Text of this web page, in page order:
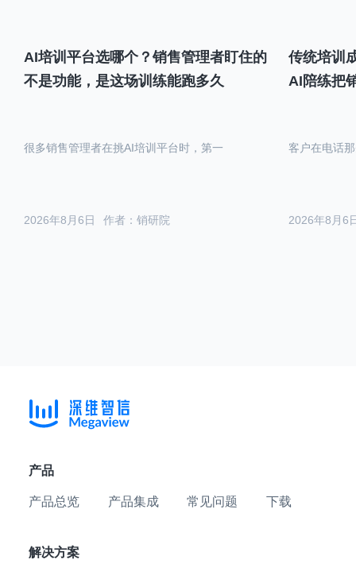
AI培训平台选哪个？销售管理者盯住的
不是功能，是这场训练能跑多久
作者：销研院
2026年8月6日
很多销售管理者在挑AI培训平台时，第一
传统培训
AI陪练把
2026年8月6
客户在电话
产品
产品总览 产品集成 常见问题 下载
解决方案